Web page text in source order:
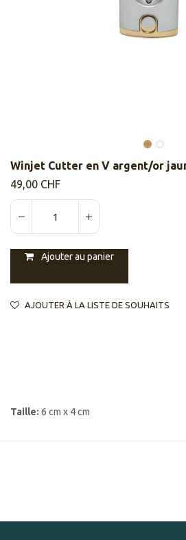
Winjet Cutter en V argent/or
49,00 CHF
Ajouter au panier
AJOUTER À LA LISTE DE SOUHAITS
Taille: 6 cm x 4 cm